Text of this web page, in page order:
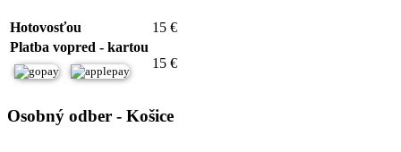
Hotovosťou
15 €
Platba vopred - kartou
15 €
Osobný odber - Košice